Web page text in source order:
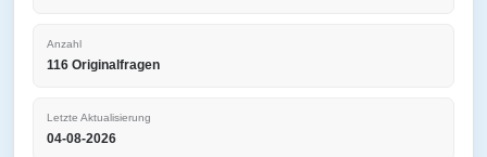
Anzahl
116 Originalfragen
Letzte Aktualisierung
04-08-2026